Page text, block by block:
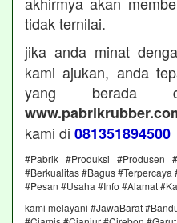
tidak ternilai.
jika anda minat
kami ajukan, anda
yang berada
kami di 081351894500
#Pabrik #Produksi #Produsen
#Berkualitas #Bagus
#Pesan #Usaha #Info #Alamat
kami melayani #JawaBarat